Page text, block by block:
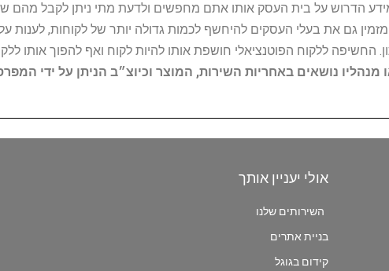
הדרוש על בית העסק אותו אתם מחפשים ולדעת מתי ניתן לקבל מהם
גם את בעלי העסקים להיחשף לכמות גדולה יותר של לקוחות,
החשיפה ללקוח הפוטנציאלי חושפת אותו להיות לקוח ואף להפוך אותו
מנהליו נושאים באחריות השירות, המוצר וכיוצ״ב הניתן על ידי
אולי יעניין אותך
השירותים שלנו
בניית אתרים
קידום בגוגל